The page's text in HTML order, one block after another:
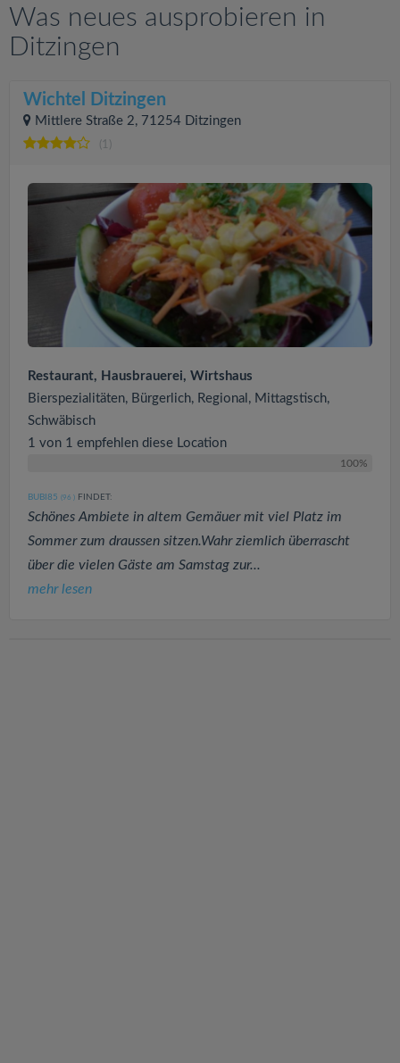
Was neues ausprobieren in
Ditzingen
Wichtel Ditzingen
Mittlere Straße 2, 71254 Ditzingen
(1)
Restaurant, Hausbrauerei, Wirtshaus
Bierspezialitäten, Bürgerlich, Regional, Mittagstisch,
Schwäbisch
1 von 1 empfehlen diese Location
100%
BUBI85 (96 ) FINDET:
Schönes Ambiete in altem Gemäuer mit viel Platz im
Sommer zum draussen sitzen.Wahr ziemlich überrascht
über die vielen Gäste am Samstag zur...
mehr lesen
n